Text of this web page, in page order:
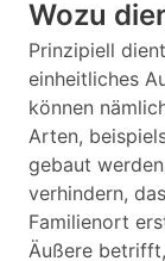
Wozu
Prinzipiell
einheitliches
können
Arten,
gebaut
verhindern,
Familienort
Äußere